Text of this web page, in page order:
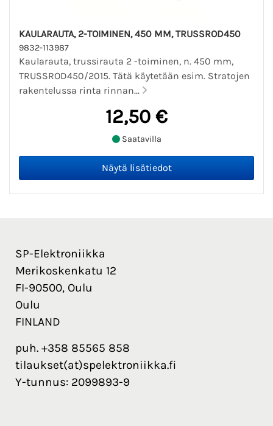
KAULARAUTA, 2-TOIMINEN, 450 MM, TRUSSROD450
9832-113987
Kaularauta, trussirauta 2 -toiminen, n. 450 mm,
TRUSSROD450/2015. Tätä käytetään esim. Stratojen
rakentelussa rinta rinnan...
12,50 €
Saatavilla
SP-Elektroniikka
Merikoskenkatu 12
FI-90500, Oulu
Oulu
FINLAND
puh. +358 85565 858
tilaukset(at)spelektroniikka.fi
Y-tunnus: 2099893-9